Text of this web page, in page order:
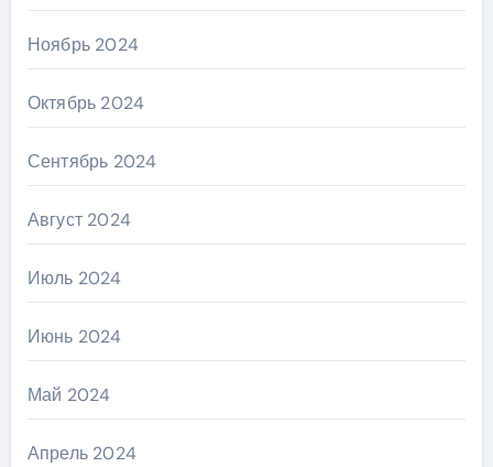
Ноябрь 2024
Октябрь 2024
Сентябрь 2024
Август 2024
Июль 2024
Июнь 2024
Май 2024
Апрель 2024